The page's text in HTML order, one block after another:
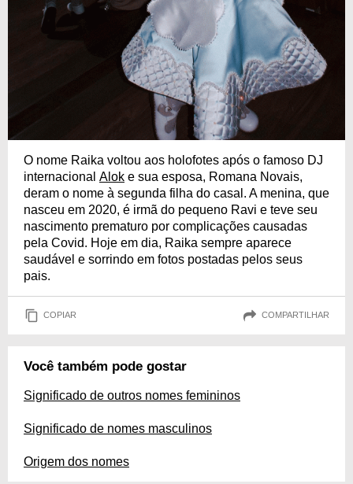
O nome Raika voltou aos holofotes após o famoso DJ
internacional Alok e sua esposa, Romana Novais,
deram o nome à segunda filha do casal. A menina, que
nasceu em 2020, é irmã do pequeno Ravi e teve seu
nascimento prematuro por complicações causadas
pela Covid. Hoje em dia, Raika sempre aparece
saudável e sorrindo em fotos postadas pelos seus
pais.
COPIAR COMPARTILHAR
Você também pode gostar
Significado de outros nomes femininos
Significado de nomes masculinos
Origem dos nomes